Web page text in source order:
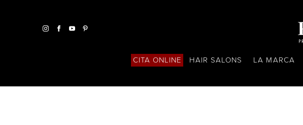
CITA ONLINE HAIR SALONS LA MARCA